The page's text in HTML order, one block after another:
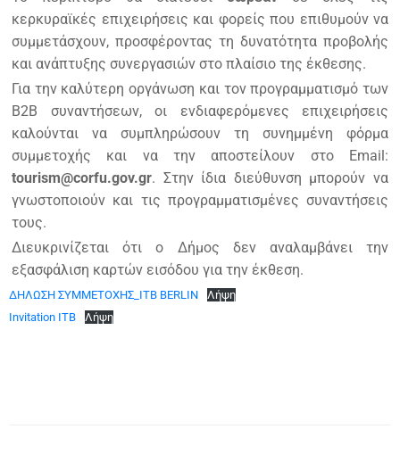
κερκυραϊκές επιχειρήσεις και φορείς που επιθυμούν να
συμμετάσχουν, προσφέροντας τη δυνατότητα προβολής
και ανάπτυξης συνεργασιών στο πλαίσιο της έκθεσης.
Για την καλύτερη οργάνωση και τον προγραμματισμό των
Β2Β συναντήσεων, οι ενδιαφερόμενες επιχειρήσεις
καλούνται να συμπληρώσουν τη συνημμένη φόρμα
συμμετοχής και να την αποστείλουν στο Email:
tourism@corfu.gov.gr. Στην ίδια διεύθυνση μπορούν να
γνωστοποιούν και τις προγραμματισμένες συναντήσεις
τους.
Διευκρινίζεται ότι ο Δήμος δεν αναλαμβάνει την
εξασφάλιση καρτών εισόδου για την έκθεση.
ΔΗΛΩΣΗ ΣΥΜΜΕΤΟΧΗΣ_ITB BERLIN
Λήψη
Invitation ITB
Λήψη